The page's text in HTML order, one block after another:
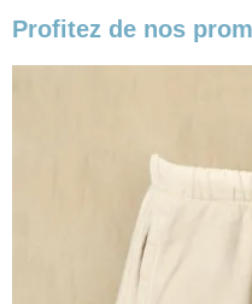
Profitez de nos